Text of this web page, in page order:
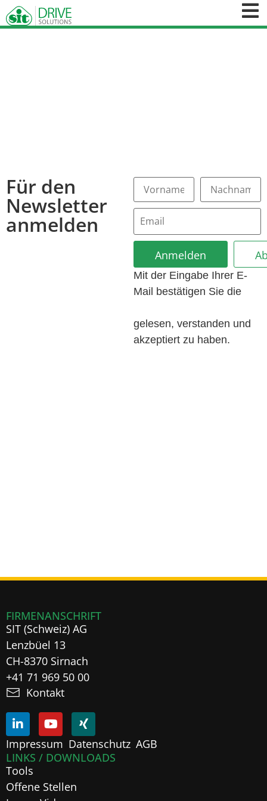
Für den
Newsletter
anmelden
Anmelden
Mit der Eingabe Ihrer E-
Mail bestätigen Sie die
gelesen, verstanden und
akzeptiert zu haben.
FIRMENANSCHRIFT
SIT (Schweiz) AG
Lenzbüel 13
CH-8370 Sirnach
+41 71 969 50 00
Kontakt
Impressum Datenschutz AGB
LINKS / DOWNLOADS
Tools
Offene Stellen